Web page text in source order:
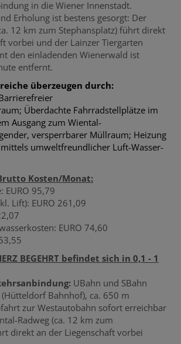
in die Wiener Innenstadt.
Erholung ist bestens gesorgt: Der
12 km zum Stephansplatz) führt direkt
vorbei und der Lainzer Tiergarten
den einladenden Wienerwald ist
entfernt.
überzeugen durch:
Überdachte Fahrradstellplätze im
Ausgang zum Wiental-
versperrbarer Müllraum; Heizung
umwelt­freundlicher Luft-Wasser-
Kosten/Monat:
EURO 95,79
Lift): EURO 261,09
EURO 74,60
BEGEHRT befindet sich in 0,1 - 1
UBahn und SBahn
Bahnhof), ca. 650 m
zur Westautobahn sofort erreichbar
Radweg (ca. 12 km zum
direkt an der Liegenschaft vorbei